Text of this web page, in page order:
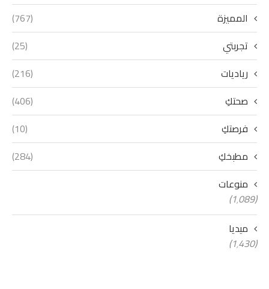
المميزة
(767)
تجربتي
(25)
رياديات
(216)
صحتكِ
(406)
فرصتكِ
(10)
مطبخكِ
(284)
منوعات
(1٬089)
ميديا
(1٬430)